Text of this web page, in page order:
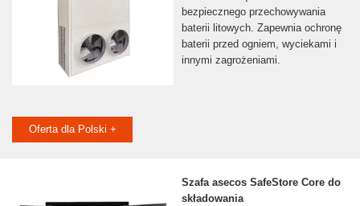
bezpiecznego przechowywania
baterii litowych. Zapewnia ochronę
baterii przed ogniem, wyciekami i
innymi zagrożeniami.
Oferta dla Polski +
Szafa asecos SafeStore Core do
składowania